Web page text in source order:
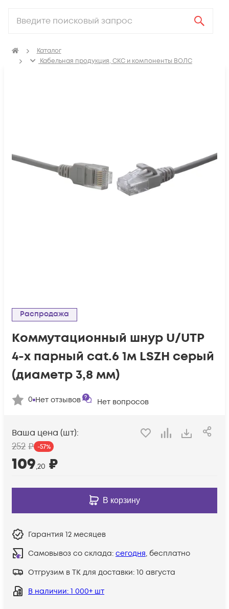
Каталог
Кабельная продукция, СКС и компоненты ВОЛС
Распродажа
Коммутационный шнур U/UTP
4-х парный cat.6 1м LSZH серый
(диаметр 3,8 мм)
0 Нет отзывов Нет вопросов
Ваша цена (шт):
252 ₽ -57%
109,20 ₽
В корзину
Гарантия 12 месяцев
Самовывоз со склада: сегодня, бесплатно
Отгрузим в ТК для доставки: 10 августа
В наличии: 1 000+ шт